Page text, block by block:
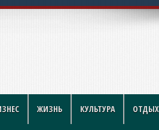
ЖИЗНЬ КУЛЬТУРА